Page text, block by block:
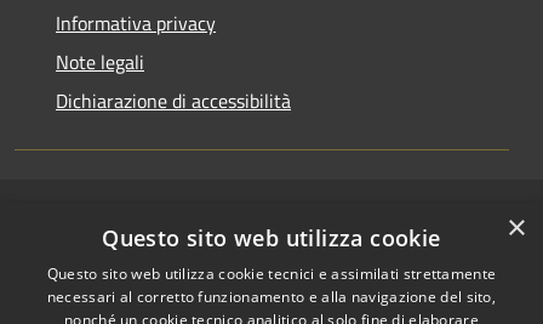
Informativa privacy
Note legali
Dichiarazione di accessibilità
Accessibilità
Privacy
Cookie
Copyright © 2026 • Comune di
Riccione • Powered by
Municipium•Accesso
redazione
×
Questo sito web utilizza cookie
Questo sito web utilizza cookie tecnici e assimilati strettamente
necessari al corretto funzionamento e alla navigazione del sito,
nonché un cookie tecnico analitico al solo fine di elaborare